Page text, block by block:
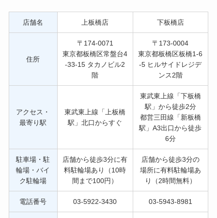
店舗名 上板橋店 下板橋店
住所
〒174-0071
東京都板橋区常盤台4
-33-15 タカノビル2
階
〒173-0004
東京都板橋区板橋1-6
-5 ヒルサイドレジデ
ンス2階
アクセス・
最寄り駅
東武東上線「上板橋
駅」北口からすぐ
東武東上線「下板橋
駅」から徒歩2分
都営三田線「新板橋
駅」A3出口から徒歩
6分
駐車場・駐
輪場・バイ
ク駐輪場
店舗から徒歩3分に有
料駐輪場あり（10時
間まで100円）
店舗から徒歩3分の
場所に有料駐輪場あ
り（2時間無料）
電話番号 03-5922-3430 03-5943-8981